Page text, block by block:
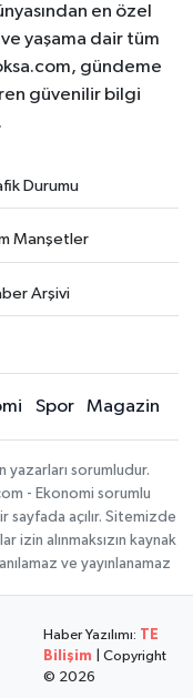
en özel
yaşama dair tüm
gündeme
güvenilir bilgi
Durumu
Manşetler
Arşivi
Spor Magazin
yazarları sorumludur.
- Ekonomi sorumlu
sayfada açılır. Sitemizde
izin alınmaksızın kaynak
ve yayınlanamaz
Haber Yazılımı: TE
Bilişim | Copyright
© 2026